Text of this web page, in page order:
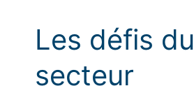
Les défis du
secteur